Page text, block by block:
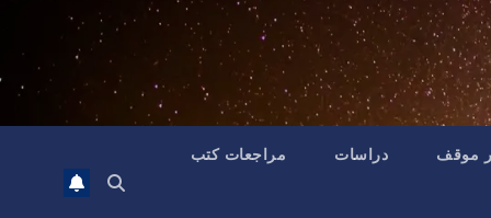
موقف دراسات مراجعات كتب